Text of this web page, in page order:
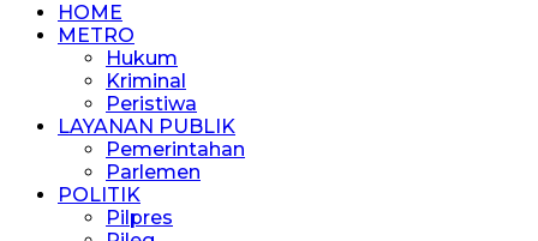
HOME
METRO
Hukum
Kriminal
Peristiwa
LAYANAN PUBLIK
Pemerintahan
Parlemen
POLITIK
Pilpres